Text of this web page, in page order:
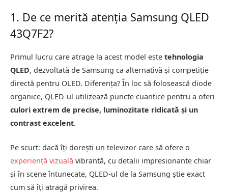
1. De ce merită atenția Samsung QLED
43Q7F2?
Primul lucru care atrage la acest model este tehnologia
QLED, dezvoltată de Samsung ca alternativă și competiție
directă pentru OLED. Diferența? În loc să folosească diode
organice, QLED-ul utilizează puncte cuantice pentru a oferi
culori extrem de precise, luminozitate ridicată și un
contrast excelent.
Pe scurt: dacă îți dorești un televizor care să ofere o
experiență vizuală vibrantă, cu detalii impresionante chiar
și în scene întunecate, QLED-ul de la Samsung știe exact
cum să îți atragă privirea.